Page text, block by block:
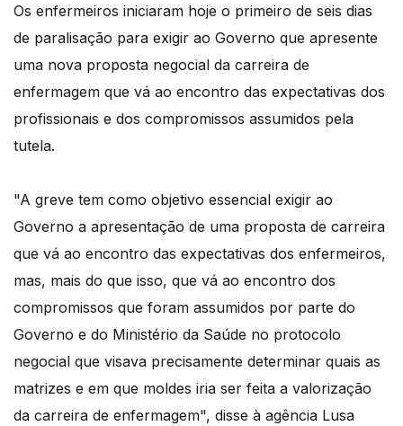
Os enfermeiros iniciaram hoje o primeiro de seis dias
de paralisação para exigir ao Governo que apresente
uma nova proposta negocial da carreira de
enfermagem que vá ao encontro das expectativas dos
profissionais e dos compromissos assumidos pela
tutela.
"A greve tem como objetivo essencial exigir ao
Governo a apresentação de uma proposta de carreira
que vá ao encontro das expectativas dos enfermeiros,
mas, mais do que isso, que vá ao encontro dos
compromissos que foram assumidos por parte do
Governo e do Ministério da Saúde no protocolo
negocial que visava precisamente determinar quais as
matrizes e em que moldes iria ser feita a valorização
da carreira de enfermagem", disse à agência Lusa